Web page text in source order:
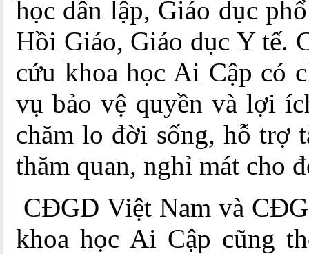
học dân lập, Giáo dục
Hồi Giáo, Giáo dục Y tế.
cứu khoa học Ai Cập có
vụ bảo vệ quyền và lợi
chăm lo đời sống, hỗ trợ
thăm quan, nghỉ mát cho
CĐGD Việt Nam và
khoa học Ai Cập cũng